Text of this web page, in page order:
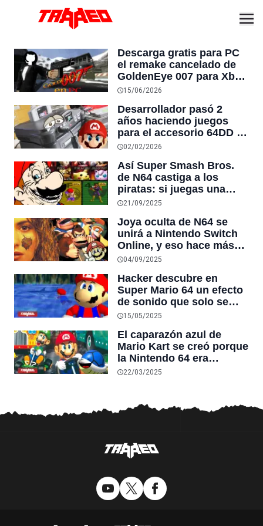
Descarga gratis para PC
el remake cancelado de
GoldenEye 007 para Xbox
360 que no requiere
15/06/2026
Desarrollador pasó 2
años haciendo juegos
para el accesorio 64DD de
Nintendo 64 solo para
rechazara mensualmente:
“Era muy degradante”
02/02/2026
Así Super Smash Bros.
de N64 castiga a los
piratas: si juegas una
copia ilegal 69 veces,
21/09/2025
Joya oculta de N64 se
unirá a Nintendo Switch
Online, y eso hace más
probable que 2 juegos
servicio
04/09/2025
Hacker descubre en
Super Mario 64 un efecto
de sonido que solo se
puede escuchar completo
juego continuo
15/05/2025
El caparazón azul de
Mario Kart se creó porque
la Nintendo 64 era
demasiado lenta: es
22/03/2025